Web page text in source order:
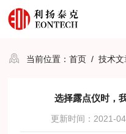
当前位置：首页 /技术文
选择露点仪时，
更新时间：2021-